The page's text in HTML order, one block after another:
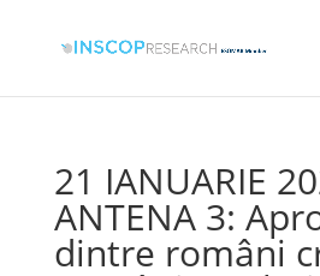
21 IANUARIE
ANTENA 3:
dintre români